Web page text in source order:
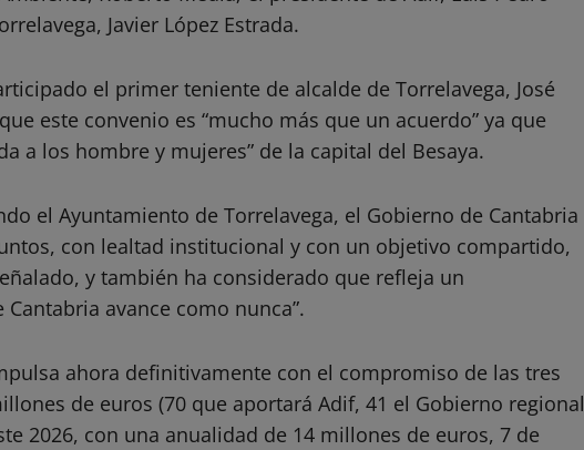
Javier López Estrada.
el primer teniente de alcalde de Torrelavega, José
este convenio es “mucho más que un acuerdo” ya que
a los hombre y mujeres” de la capital del Besaya.
el Ayuntamiento de Torrelavega, el Gobierno de Cantabria
con lealtad institucional y con un objetivo compartido,
y también ha considerado que refleja un
avance como nunca”.
ahora definitivamente con el compromiso de las tres
de euros (70 que aportará Adif, 41 el Gobierno regional
2026, con una anualidad de 14 millones de euros, 7 de